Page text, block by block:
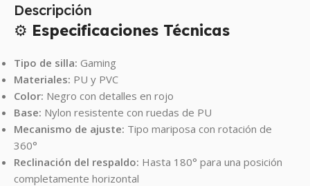
Descripción
⚙️ Especificaciones Técnicas
Tipo de silla: Gaming
Materiales: PU y PVC
Color: Negro con detalles en rojo
Base: Nylon resistente con ruedas de PU
Mecanismo de ajuste: Tipo mariposa con rotación de
360°
Reclinación del respaldo: Hasta 180° para una posición
completamente horizontal